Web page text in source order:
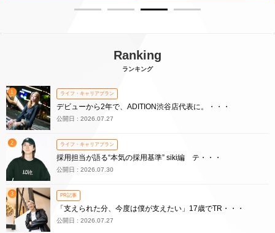
Ranking
ランキング
1 ライフ・キャリアプラン
デビューから2年で、ADITION渋谷店代表に。・・・
公開日 : 2026.07.27
2 ライフ・キャリアプラン
採用担当が語る“本気の採用基準” siki編 テ・・・
公開日 : 2026.07.30
3 PR記事
「支えられた分、今度は僕が支えたい」17歳でTR・・・
公開日 : 2026.07.27